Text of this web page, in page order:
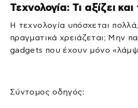
Τεχνολογία: Τι αξίζει και
Η τεχνολογία υπόσχεται
πραγματικά χρειάζεται; Μην
gadgets που έχουν μόνο
Σύντομος οδηγός: